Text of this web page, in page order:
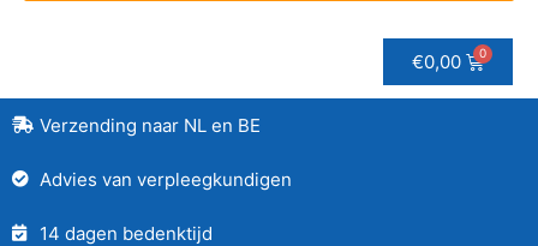
€0,00
Verzending naar NL en BE
Advies van verpleegkundigen
14 dagen bedenktijd